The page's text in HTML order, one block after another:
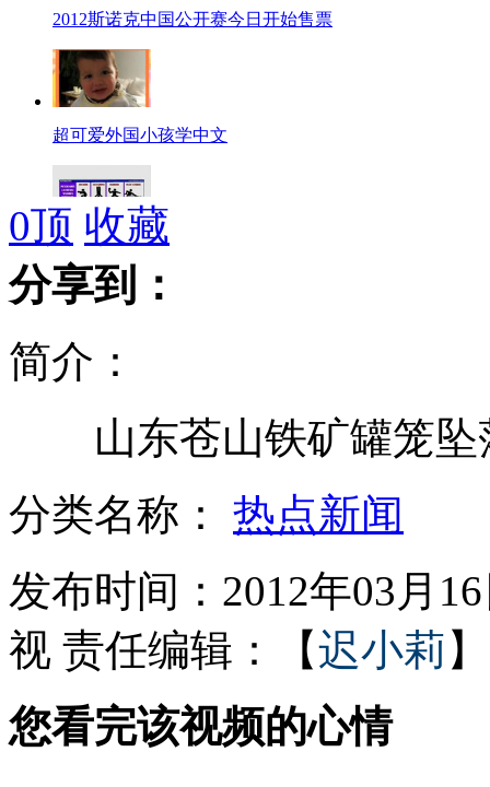
2012斯诺克中国公开赛今日开始售票
超可爱外国小孩学中文
西班牙媒体创漫画讽皇马
家乐福返包销售过期食品
地球今年“多一秒”
美国男子用手机记录"生活轨迹"
0顶 收藏
分享到：
简介：
山东苍山铁矿罐笼坠
分类名称： 热点新闻
发布时间：2012年03月
视 责任编辑：【迟小莉 】
您看完该视频的心情